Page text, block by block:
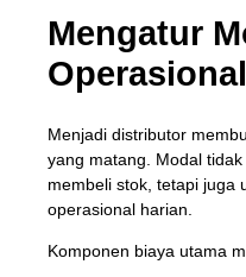
Mengatur
Operasional
Menjadi distributor
yang matang. Modal
membeli stok, tetapi juga
operasional harian.
Komponen biaya utama